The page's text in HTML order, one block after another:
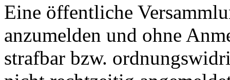
Eine öffentliche
anzumelden und ohne
strafbar bzw.